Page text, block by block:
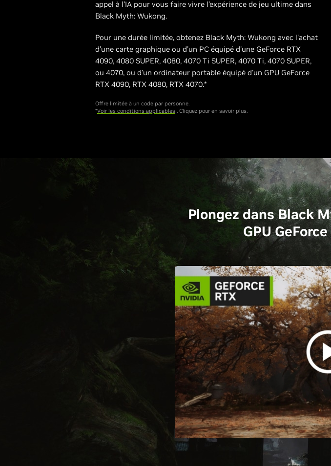
appel à l'IA pour vous faire vivre l’expérience de jeu ultime dans
Black Myth: Wukong.
Pour une durée limitée, obtenez Black Myth: Wukong avec l'achat
d'une carte graphique ou d'un PC équipé d'une GeForce RTX
4090, 4080 SUPER, 4080, 4070 Ti SUPER, 4070 Ti, 4070 SUPER,
ou 4070, ou d'un ordinateur portable équipé d'un GPU GeForce
RTX 4090, RTX 4080, RTX 4070.*
Offre limitée à un code par personne.
*Voir les conditions applicables . Cliquez pour en savoir plus.
Plongez dans Black
GPU